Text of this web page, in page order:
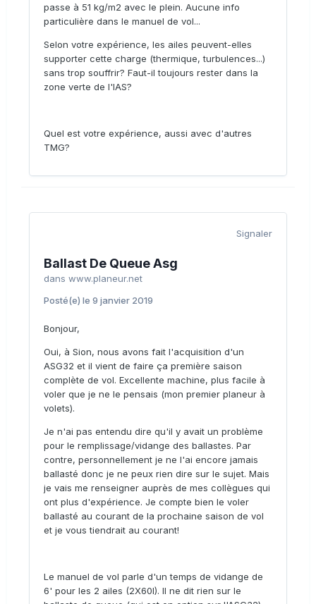
passe à 51 kg/m2 avec le plein. Aucune info
particulière dans le manuel de vol...
Selon votre expérience, les ailes peuvent-elles
supporter cette charge (thermique, turbulences...)
sans trop souffrir? Faut-il toujours rester dans la
zone verte de l'IAS?
Quel est votre expérience, aussi avec d'autres
TMG?
Signaler
Ballast De Queue Asg
dans www.planeur.net
Posté(e) le 9 janvier 2019
Bonjour,
Oui, à Sion, nous avons fait l'acquisition d'un
ASG32 et il vient de faire ça première saison
complète de vol. Excellente machine, plus facile à
voler que je ne le pensais (mon premier planeur à
volets).
Je n'ai pas entendu dire qu'il y avait un problème
pour le remplissage/vidange des ballastes. Par
contre, personnellement je ne l'ai encore jamais
ballasté donc je ne peux rien dire sur le sujet. Mais
je vais me renseigner auprès de mes collègues qui
ont plus d'expérience. Je compte bien le voler
ballasté au courant de la prochaine saison de vol
et je vous tiendrait au courant!
Le manuel de vol parle d'un temps de vidange de
6' pour les 2 ailes (2X60l). Il ne dit rien sur le